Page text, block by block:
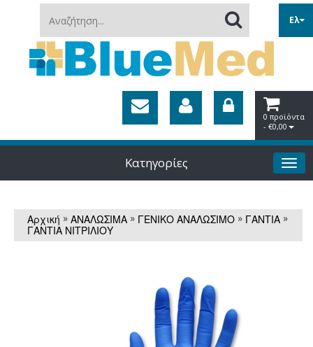
Αναζήτηση...
Ελ
0 προϊόντα
- €0,00
Κατηγορίες
Αρχική » ΑΝΑΛΩΣΙΜA » ΓΕΝΙΚΟ ΑΝΑΛΩΣΙΜΟ » ΓΑΝΤΙΑ »
ΓΑΝΤΙΑ ΝΙΤΡΙΛΙΟΥ